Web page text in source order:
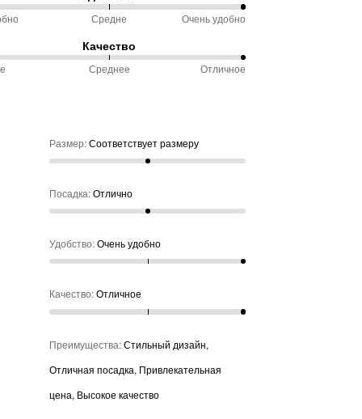
Средне Очень удобно
Качество
Среднее Отличное
Размер:Соответствует размеру
Посадка:Отлично
Удобство:Очень удобно
Качество:Отличное
Преимущества:Стильный дизайн,
Отличная посадка, Привлекательная
цена, Высокое качество